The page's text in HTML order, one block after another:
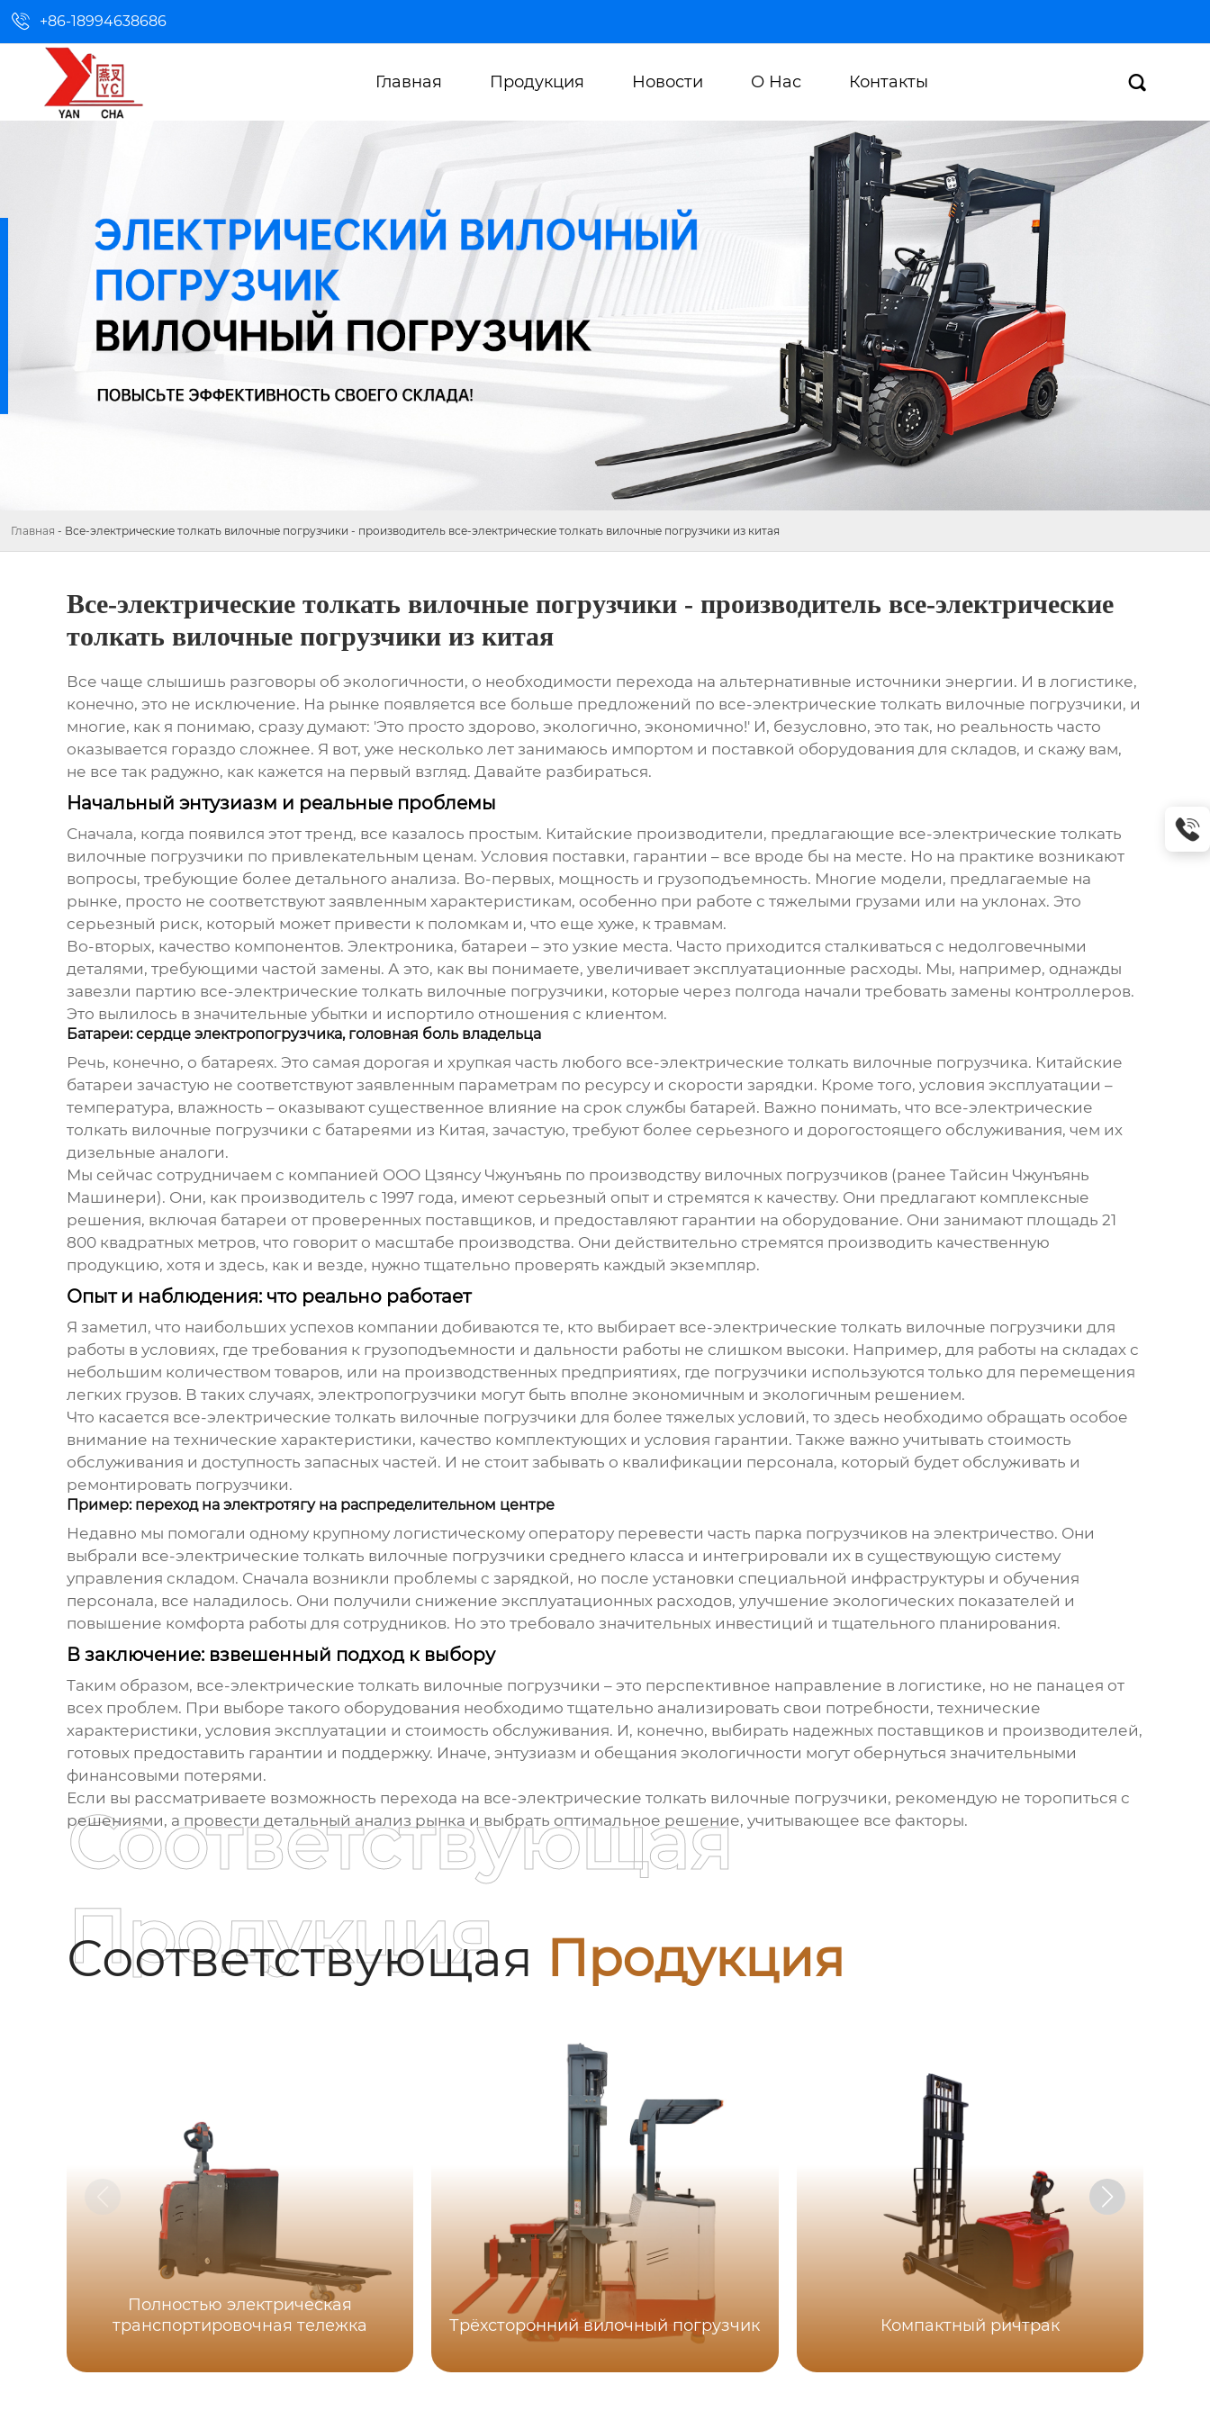
 +86-18994638686
Главная Продукция Новости О Нас Контакты 
Главная - Все-электрические толкать вилочные погрузчики - производитель все-электрические толкать вилочные погрузчики из китая
Все-электрические толкать вилочные погрузчики - производитель все-электрические
толкать вилочные погрузчики из китая
Все чаще слышишь разговоры об экологичности, о необходимости перехода на альтернативные источники энергии. И в логистике,
конечно, это не исключение. На рынке появляется все больше предложений по все-электрические толкать вилочные погрузчики, и
многие, как я понимаю, сразу думают: 'Это просто здорово, экологично, экономично!' И, безусловно, это так, но реальность часто
оказывается гораздо сложнее. Я вот, уже несколько лет занимаюсь импортом и поставкой оборудования для складов, и скажу вам,
не все так радужно, как кажется на первый взгляд. Давайте разбираться.
Начальный энтузиазм и реальные проблемы
Сначала, когда появился этот тренд, все казалось простым. Китайские производители, предлагающие все-электрические толкать
вилочные погрузчики по привлекательным ценам. Условия поставки, гарантии – все вроде бы на месте. Но на практике возникают
вопросы, требующие более детального анализа. Во-первых, мощность и грузоподъемность. Многие модели, предлагаемые на
рынке, просто не соответствуют заявленным характеристикам, особенно при работе с тяжелыми грузами или на уклонах. Это
серьезный риск, который может привести к поломкам и, что еще хуже, к травмам.
Во-вторых, качество компонентов. Электроника, батареи – это узкие места. Часто приходится сталкиваться с недолговечными
деталями, требующими частой замены. А это, как вы понимаете, увеличивает эксплуатационные расходы. Мы, например, однажды
завезли партию все-электрические толкать вилочные погрузчики, которые через полгода начали требовать замены контроллеров.
Это вылилось в значительные убытки и испортило отношения с клиентом.
Батареи: сердце электропогрузчика, головная боль владельца
Речь, конечно, о батареях. Это самая дорогая и хрупкая часть любого все-электрические толкать вилочные погрузчика. Китайские
батареи зачастую не соответствуют заявленным параметрам по ресурсу и скорости зарядки. Кроме того, условия эксплуатации –
температура, влажность – оказывают существенное влияние на срок службы батарей. Важно понимать, что все-электрические
толкать вилочные погрузчики с батареями из Китая, зачастую, требуют более серьезного и дорогостоящего обслуживания, чем их
дизельные аналоги.
Мы сейчас сотрудничаем с компанией ООО Цзянсу Чжунъянь по производству вилочных погрузчиков (ранее Тайсин Чжунъянь
Машинери). Они, как производитель с 1997 года, имеют серьезный опыт и стремятся к качеству. Они предлагают комплексные
решения, включая батареи от проверенных поставщиков, и предоставляют гарантии на оборудование. Они занимают площадь 21
800 квадратных метров, что говорит о масштабе производства. Они действительно стремятся производить качественную
продукцию, хотя и здесь, как и везде, нужно тщательно проверять каждый экземпляр.
Опыт и наблюдения: что реально работает
Я заметил, что наибольших успехов компании добиваются те, кто выбирает все-электрические толкать вилочные погрузчики для
работы в условиях, где требования к грузоподъемности и дальности работы не слишком высоки. Например, для работы на складах с
небольшим количеством товаров, или на производственных предприятиях, где погрузчики используются только для перемещения
легких грузов. В таких случаях, электропогрузчики могут быть вполне экономичным и экологичным решением.
Что касается все-электрические толкать вилочные погрузчики для более тяжелых условий, то здесь необходимо обращать особое
внимание на технические характеристики, качество комплектующих и условия гарантии. Также важно учитывать стоимость
обслуживания и доступность запасных частей. И не стоит забывать о квалификации персонала, который будет обслуживать и
ремонтировать погрузчики.
Пример: переход на электротягу на распределительном центре
Недавно мы помогали одному крупному логистическому оператору перевести часть парка погрузчиков на электричество. Они
выбрали все-электрические толкать вилочные погрузчики среднего класса и интегрировали их в существующую систему
управления складом. Сначала возникли проблемы с зарядкой, но после установки специальной инфраструктуры и обучения
персонала, все наладилось. Они получили снижение эксплуатационных расходов, улучшение экологических показателей и
повышение комфорта работы для сотрудников. Но это требовало значительных инвестиций и тщательного планирования.
В заключение: взвешенный подход к выбору
Таким образом, все-электрические толкать вилочные погрузчики – это перспективное направление в логистике, но не панацея от
всех проблем. При выборе такого оборудования необходимо тщательно анализировать свои потребности, технические
характеристики, условия эксплуатации и стоимость обслуживания. И, конечно, выбирать надежных поставщиков и производителей,
готовых предоставить гарантии и поддержку. Иначе, энтузиазм и обещания экологичности могут обернуться значительными
финансовыми потерями.
Если вы рассматриваете возможность перехода на все-электрические толкать вилочные погрузчики, рекомендую не торопиться с
решениями, а провести детальный анализ рынка и выбрать оптимальное решение, учитывающее все факторы.
Соответствующая Продукция
Соответствующая
Продукция
Полностью электрическая
транспортировочная тележка
Трёхсторонний вилочный погрузчик Компактный ричтрак